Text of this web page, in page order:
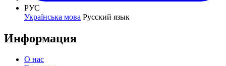
РУС
Українська мова Русский язык
Информация
О нас